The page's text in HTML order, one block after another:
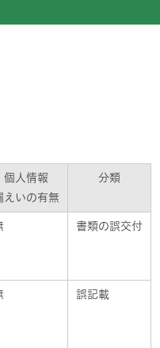
個人情報
えいの有無
分類
書類の誤交付
誤記載